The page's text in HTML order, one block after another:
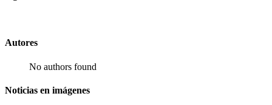
Autores
No authors found
Noticias en imágenes